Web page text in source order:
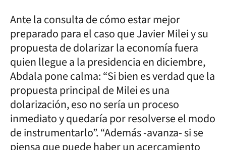
Ante la consulta de cómo estar mejor
preparado para el caso que Javier Milei y su
propuesta de dolarizar la economía fuera
quien llegue a la presidencia en diciembre,
Abdala pone calma: “Si bien es verdad que la
propuesta principal de Milei es una
dolarización, eso no sería un proceso
inmediato y quedaría por resolverse el modo
de instrumentarlo”. “Además -avanza- si se